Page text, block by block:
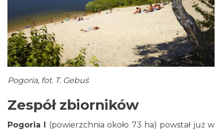
Pogoria, fot. T. Gebuś
Zespół zbiorników
Pogoria I (powierzchnia około 73 ha) powstał już w